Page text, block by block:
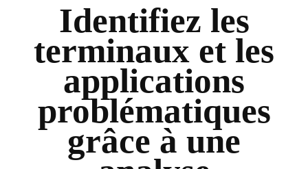
Identifiez les
terminaux et les
applications
problématiques
grâce à une